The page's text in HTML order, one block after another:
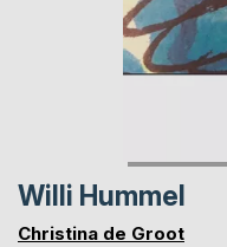
Willi Hummel
Christina de Groot